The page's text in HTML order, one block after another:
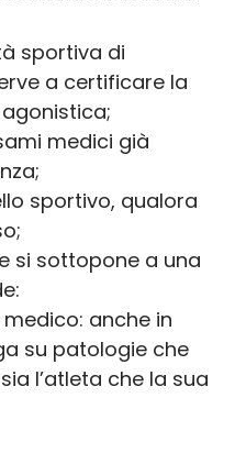
sportiva di
a certificare la
medici già
sportivo, qualora
si sottopone a una
anche in
su patologie che
l’atleta che la sua